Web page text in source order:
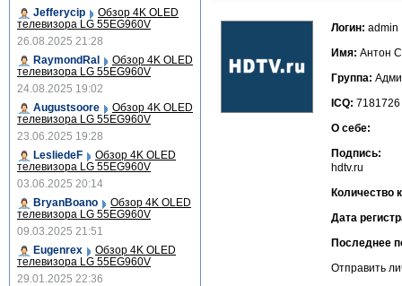
Логин: admin
Имя: Антон
Группа:
ICQ: 7181726
О себе:
Подпись:
hdtv.ru
Количество
Дата
Последнее
Отправить
Jefferycip Обзор 4K OLED
телевизора LG 55EG960V
26.08.2025 21:28
RaymondRal
Обзор 4K OLED
телевизора LG 55EG960V
24.08.2025 19:02
Augustsoore
Обзор 4K OLED
телевизора LG 55EG960V
23.06.2025 19:28
LesliedeF
Обзор 4K OLED
телевизора LG 55EG960V
03.06.2025 20:14
BryanBoano
Обзор 4K OLED
телевизора LG 55EG960V
09.03.2025 21:51
Eugenrex
Обзор 4K OLED
телевизора LG 55EG960V
29.01.2025 22:36